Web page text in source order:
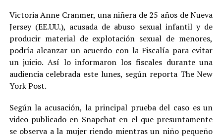
Victoria Anne Cranmer, una niñera de 25 años de Nueva
Jersey (EE.UU.), acusada de abuso sexual infantil y de
producir material de explotación sexual de menores,
podría alcanzar un acuerdo con la Fiscalía para evitar
un juicio. Así lo informaron los fiscales durante una
audiencia celebrada este lunes, según reporta The New
York Post.
Según la acusación, la principal prueba del caso es un
video publicado en Snapchat en el que presuntamente
se observa a la mujer riendo mientras un niño pequeño